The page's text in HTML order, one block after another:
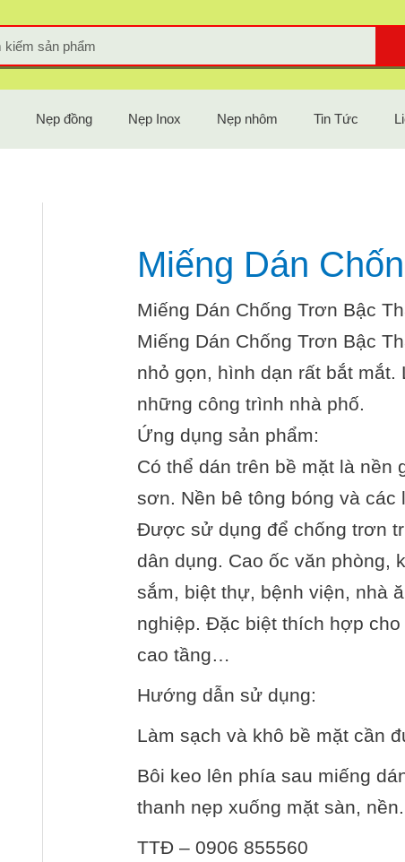
Nẹp đồng Nẹp Inox Nẹp nhôm Tin Tức
Miếng Dán
Miếng Dán Chống Trơn Bậc
Miếng Dán Chống Trơn Bậc
nhỏ gọn, hình dạn rất bắt
những công trình nhà phố.
Ứng dụng sản phẩm:
Có thể dán trên bề mặt là nền
sơn. Nền bê tông bóng và các
Được sử dụng để chống trơn
dân dụng. Cao ốc văn phòng,
sắm, biệt thự, bệnh viện, nhà
nghiệp. Đặc biệt thích hợp
cao tầng…
Hướng dẫn sử dụng:
Làm sạch và khô bề mặt cần
Bôi keo lên phía sau miếng
thanh nẹp xuống mặt sàn, nền.
TTĐ – 0906 855560